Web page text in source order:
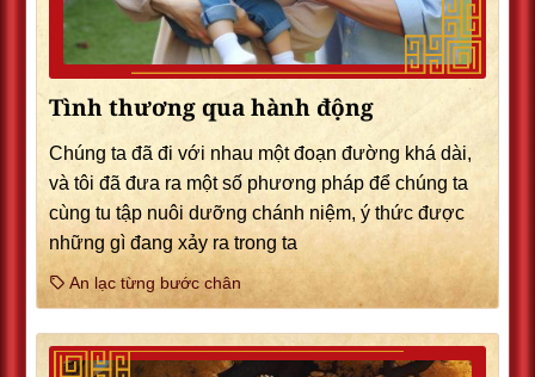
Tình thương qua hành động
Chúng ta đã đi với nhau một đoạn đường khá dài,
và tôi đã đưa ra một số phương pháp để chúng ta
cùng tu tập nuôi dưỡng chánh niệm, ý thức được
những gì đang xảy ra trong ta
An lạc từng bước chân